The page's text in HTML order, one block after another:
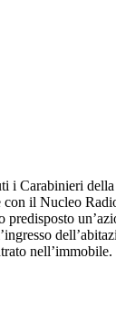
i Carabinieri
il Nucleo
nell’immobile.